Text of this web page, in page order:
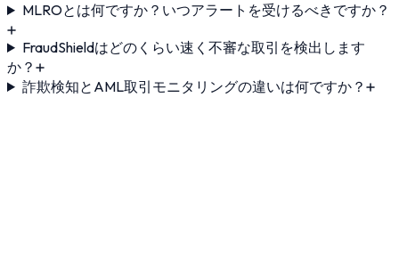
MLROとは何ですか？いつアラートを受けるべきですか？
FraudShieldはどのくらい速く不審な取引を検出します
か？
詐欺検知とAML取引モニタリングの違いは何ですか？